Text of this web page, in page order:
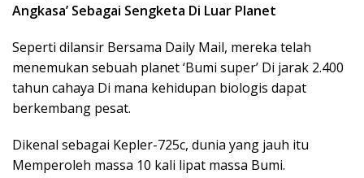
Angkasa’ Sebagai Sengketa Di Luar Planet
Seperti dilansir Bersama Daily Mail, mereka telah
menemukan sebuah planet ‘Bumi super’ Di jarak 2.400
tahun cahaya Di mana kehidupan biologis dapat
berkembang pesat.
Dikenal sebagai Kepler-725c, dunia yang jauh itu
Memperoleh massa 10 kali lipat massa Bumi.